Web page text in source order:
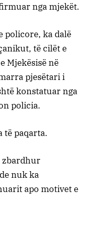
nga mjekët.
policore, ka dalë
të cilët e
Mjekësisë në
pjesëtari i
konstatuar nga
policia.
të paqarta.
zbardhur
nuk ka
apo motivet e